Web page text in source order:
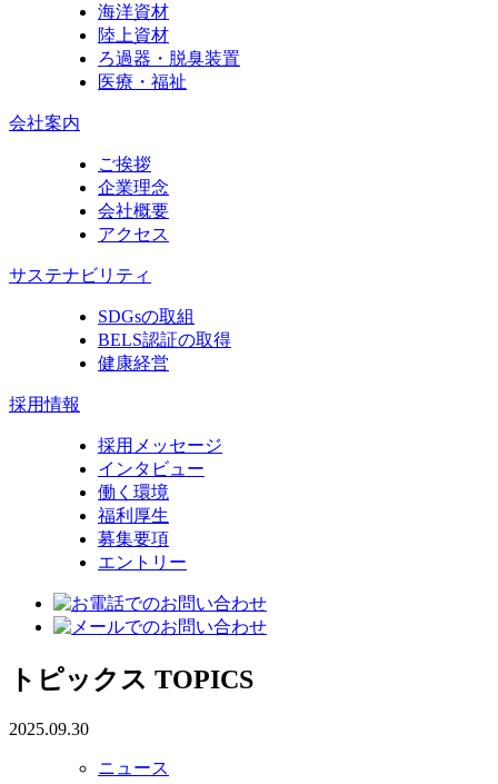
海洋資材
陸上資材
ろ過器・脱臭装置
医療・福祉
会社案内
ご挨拶
企業理念
会社概要
アクセス
サステナビリティ
SDGsの取組
BELS認証の取得
健康経営
採用情報
採用メッセージ
インタビュー
働く環境
福利厚生
募集要項
エントリー
トピックス TOPICS
2025.09.30
ニュース